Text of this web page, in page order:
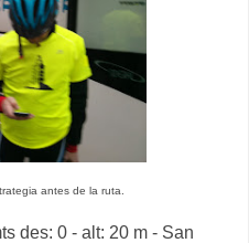
antes de la ruta.
des: 0 - alt: 20 m - San